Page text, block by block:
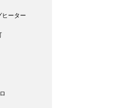
ヒーター